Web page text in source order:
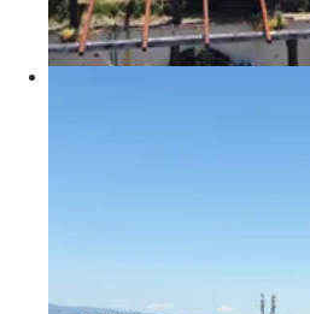
1.194 mq
€ 3.200.000 Podere Poggio Monte